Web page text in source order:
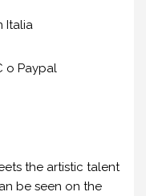
Italia
o Paypal
the artistic talent
be seen on the